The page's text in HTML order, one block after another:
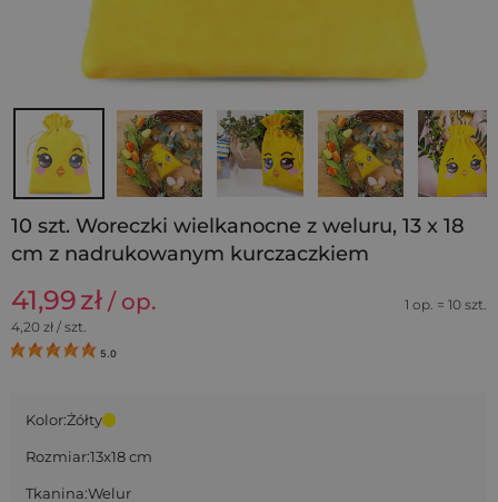
10 szt. Woreczki wielkanocne z weluru, 13 x 18
cm z nadrukowanym kurczaczkiem
41,99zł / op.
1 op. = 10 szt.
4,20 zł / szt.
5.0
Kolor:Żółty
Rozmiar:13x18 cm
Tkanina:Welur